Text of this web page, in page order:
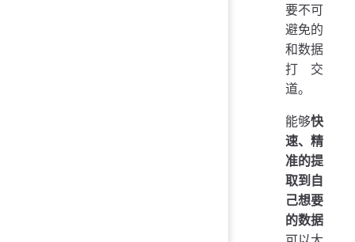
要不可
避免的
和数据
打交
道。
能够快
速、精
准的提
取到自
己想要
的数据